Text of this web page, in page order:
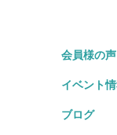
会員様の声
イベント
ブログ